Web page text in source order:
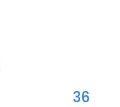
36